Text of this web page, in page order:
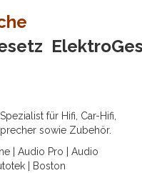
für Hifi, Car-Hifi,
sowie Zubehör.
| Audio Pro | Audio
| Boston